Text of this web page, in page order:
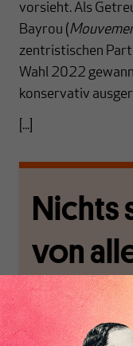
vorsieht. Als
Bayrou (
zentristischen
Wahl 2022
konservativ
[...]
Nichts
von
Nur für
MAKROSKOP